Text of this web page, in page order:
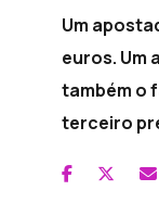
Um
euros. Um
também o
terceiro